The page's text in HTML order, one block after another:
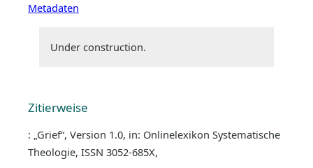
Metadaten
Under construction.
Zitierweise
: „Grief“, Version 1.0, in: Onlinelexikon Systematische
Theologie, ISSN 3052-685X,